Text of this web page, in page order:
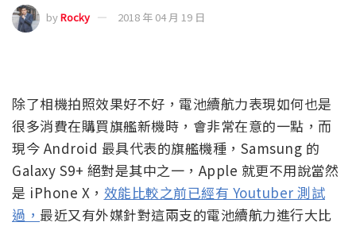
byRocky 2018 年 04 月 19 日
除了相機拍照效果好不好，電池續航力表現如何也是
很多消費在購買旗艦新機時，會非常在意的一點，而
現今 Android 最具代表的旗艦機種，Samsung 的
Galaxy S9+ 絕對是其中之一，Apple 就更不用說當然
是 iPhone X， 效能比較之前已經有 Youtuber 測試
過， 最近又有外媒針對這兩支的電池續航力進行大比